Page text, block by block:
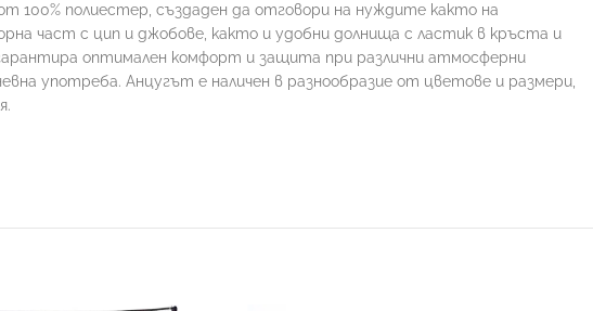
100% полиестер, създаден да отговори на нуждите както на
част с цип и джобове, както и удобни долнища с ластик в кръста и
оптимален комфорт и защита при различни атмосферни
употреба. Анцугът е наличен в разнообразие от цветове и размери,